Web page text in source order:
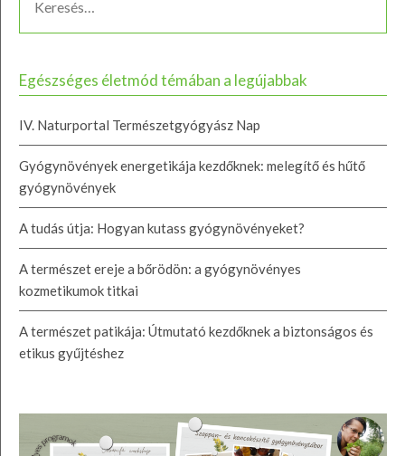
Egészséges életmód témában a legújabbak
IV. Naturportal Természetgyógyász Nap
Gyógynövények energetikája kezdőknek: melegítő és hűtő
gyógynövények
A tudás útja: Hogyan kutass gyógynövényeket?
A természet ereje a bőrödön: a gyógynövényes
kozmetikumok titkai
A természet patikája: Útmutató kezdőknek a biztonságos és
etikus gyűjtéshez